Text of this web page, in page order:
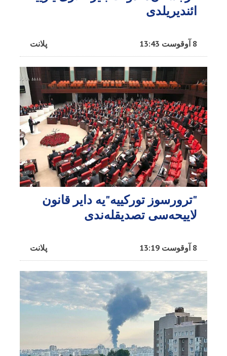
ائندیریلدی
پلانت 8 آوقوست 13:43
"ترورسوز تورکییه"یه دایر قانون
لاییحه‌سی تصدیقله‌ندی
پلانت 8 آوقوست 13:19